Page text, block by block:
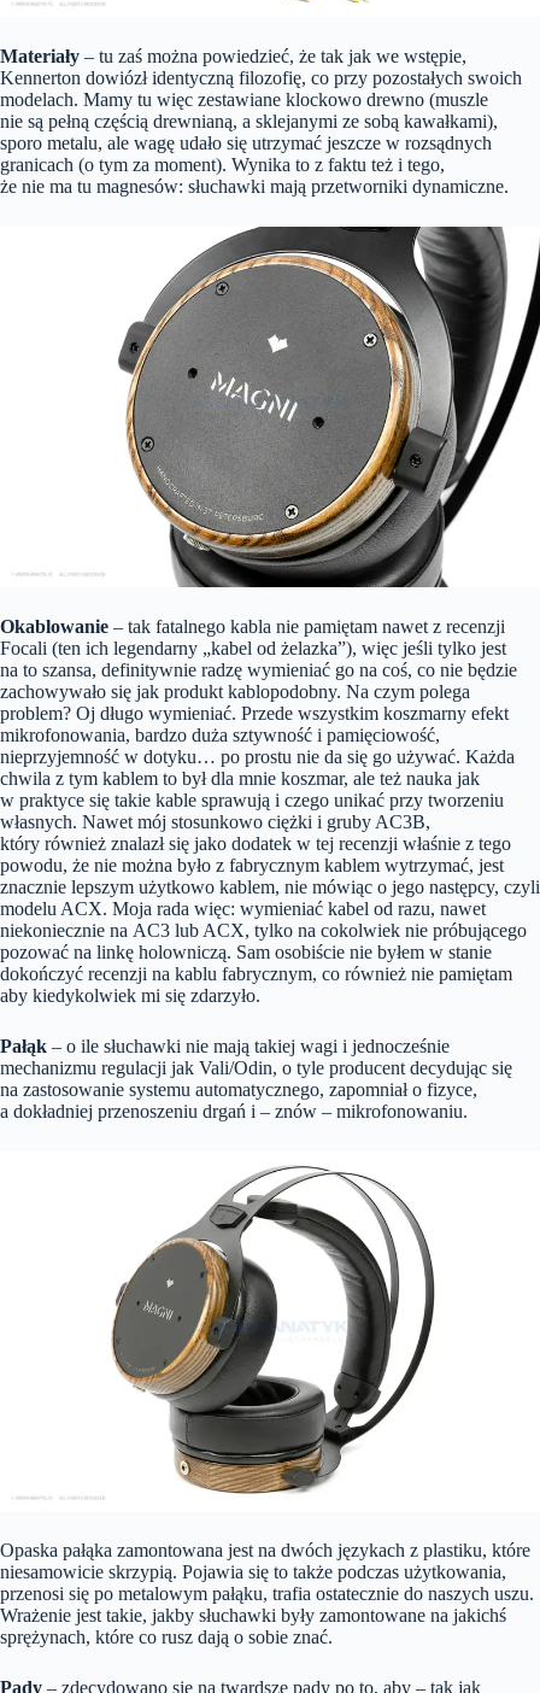
Materiały – tu zaś można powiedzieć, że tak jak we wstępie,
Kennerton dowiózł identyczną filozofię, co przy pozostałych swoich
modelach. Mamy tu więc zestawiane klockowo drewno (muszle
nie są pełną częścią drewnianą, a sklejanymi ze sobą kawałkami),
sporo metalu, ale wagę udało się utrzymać jeszcze w rozsądnych
granicach (o tym za moment). Wynika to z faktu też i tego,
że nie ma tu magnesów: słuchawki mają przetworniki dynamiczne.
Okablowanie – tak fatalnego kabla nie pamiętam nawet z recenzji
Focali (ten ich legendarny „kabel od żelazka”), więc jeśli tylko jest
na to szansa, definitywnie radzę wymieniać go na coś, co nie będzie
zachowywało się jak produkt kablopodobny. Na czym polega
problem? Oj długo wymieniać. Przede wszystkim koszmarny efekt
mikrofonowania, bardzo duża sztywność i pamięciowość,
nieprzyjemność w dotyku… po prostu nie da się go używać. Każda
chwila z tym kablem to był dla mnie koszmar, ale też nauka jak
w praktyce się takie kable sprawują i czego unikać przy tworzeniu
własnych. Nawet mój stosunkowo ciężki i gruby AC3B,
który również znalazł się jako dodatek w tej recenzji właśnie z tego
powodu, że nie można było z fabrycznym kablem wytrzymać, jest
znacznie lepszym użytkowo kablem, nie mówiąc o jego następcy, czyli
modelu ACX. Moja rada więc: wymieniać kabel od razu, nawet
niekoniecznie na AC3 lub ACX, tylko na cokolwiek nie próbującego
pozować na linkę holowniczą. Sam osobiście nie byłem w stanie
dokończyć recenzji na kablu fabrycznym, co również nie pamiętam
aby kiedykolwiek mi się zdarzyło.
Pałąk – o ile słuchawki nie mają takiej wagi i jednocześnie
mechanizmu regulacji jak Vali/Odin, o tyle producent decydując się
na zastosowanie systemu automatycznego, zapomniał o fizyce,
a dokładniej przenoszeniu drgań i – znów – mikrofonowaniu.
Opaska pałąka zamontowana jest na dwóch językach z plastiku, które
niesamowicie skrzypią. Pojawia się to także podczas użytkowania,
przenosi się po metalowym pałąku, trafia ostatecznie do naszych uszu.
Wrażenie jest takie, jakby słuchawki były zamontowane na jakichś
sprężynach, które co rusz dają o sobie znać.
Pady – zdecydowano się na twardsze pady po to, aby – tak jak